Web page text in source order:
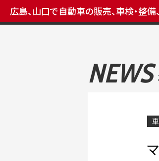
広島、山口で自動車の販売、車検・整備
NEWS